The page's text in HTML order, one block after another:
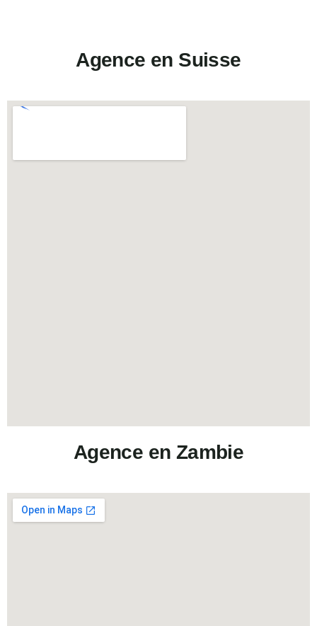
Agence en Suisse
Agence en Zambie